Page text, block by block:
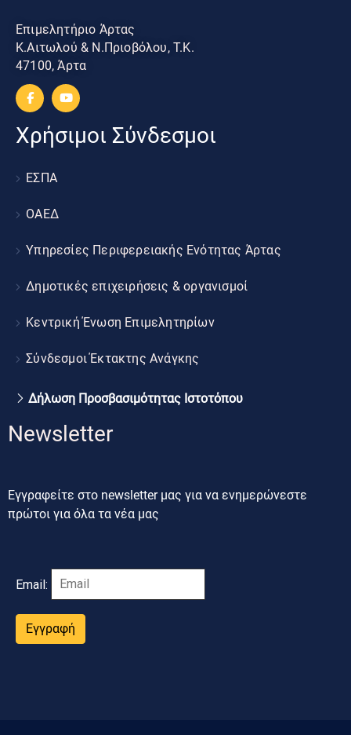
Επιμελητήριο Άρτας
Κ.Αιτωλού & Ν.Πριοβόλου, Τ.Κ.
47100, Άρτα
Χρήσιμοι Σύνδεσμοι
ΕΣΠΑ
ΟΑΕΔ
Υπηρεσίες Περιφερειακής Ενότητας Άρτας
Δημοτικές επιχειρήσεις & οργανισμοί
Κεντρική Ένωση Επιμελητηρίων
Σύνδεσμοι Έκτακτης Ανάγκης
Δήλωση Προσβασιμότητας Ιστοτόπου
Newsletter
Εγγραφείτε στο newsletter μας για να ενημερώνεστε
πρώτοι για όλα τα νέα μας
Email:
Εγγραφή